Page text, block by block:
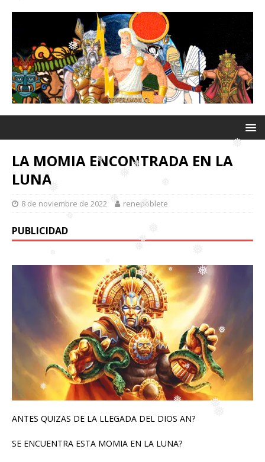
❅
❅ ❅
❅
❅
❅
❅
❅
❅
❅
❅
❅
❅
❅
❅
LA MOMIA ENCONTRADA EN LA
LUNA
8 de noviembre de 2022 renepoblete
PUBLICIDAD
ANTES QUIZAS DE LA LLEGADA DEL DIOS AN?
SE ENCUENTRA ESTA MOMIA EN LA LUNA?